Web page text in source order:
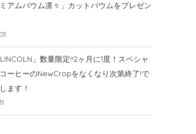
ミアムバウム凛々」カットバウムをプレゼン
LINCOLN」数量限定!!2ヶ月に1度！スペシャ
ーヒーのNewCropをなくなり次第終了!で
ます！